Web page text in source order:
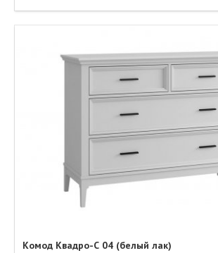
Комод Квадро-С 04 (белый лак)